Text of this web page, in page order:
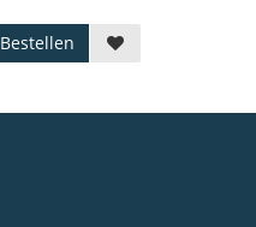
Bestellen